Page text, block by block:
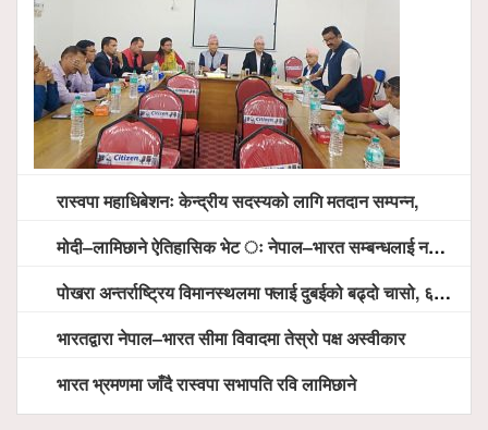
रास्वपा महाधिबेशनः केन्द्रीय सदस्यको लागि मतदान सम्पन्न,
मोदी–लामिछाने ऐतिहासिक भेट ः नेपाल–भारत सम्बन्धलाई नयाँ उचाइमा पु¥याउने साझा प्रतिबद्धता
पोखरा अन्तर्राष्ट्रिय विमानस्थलमा फ्लाई दुबईको बढ्दो चासो, ६ घण्टा लामो प्राविधिक निरीक्षणपछि दैनिक उडानको ढोका खुल्दै
भारतद्वारा नेपाल–भारत सीमा विवादमा तेस्रो पक्ष अस्वीकार
भारत भ्रमणमा जाँदै रास्वपा सभापति रवि लामिछाने